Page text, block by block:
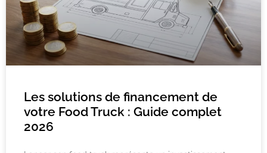
Les solutions de financement de
votre Food Truck : Guide complet
2026